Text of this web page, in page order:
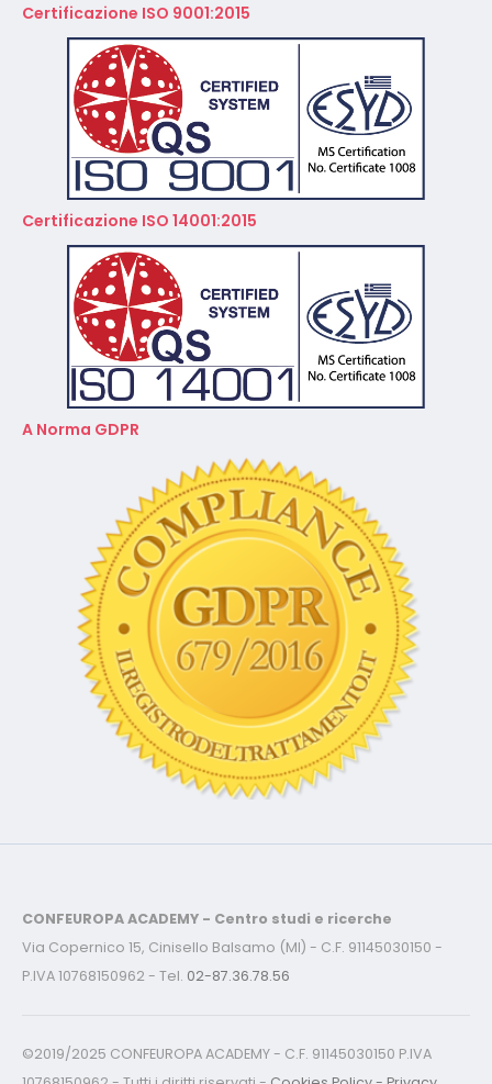
Certificazione ISO 9001:2015
Certificazione ISO 14001:2015
A Norma GDPR
CONFEUROPA ACADEMY - Centro studi e ricerche
Via Copernico 15, Cinisello Balsamo (MI) - C.F. 91145030150 -
P.IVA 10768150962 - Tel. 02-87.36.78.56
©2019/2025 CONFEUROPA ACADEMY - C.F. 91145030150 P.IVA